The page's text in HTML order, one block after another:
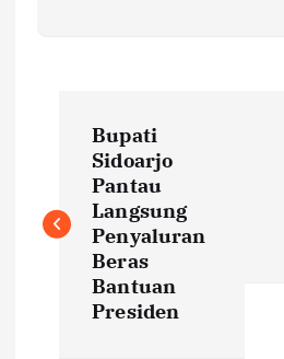
s
Bupati
Sidoarjo
Pantau
Langsung
Penyaluran
Beras
Bantuan
Presiden